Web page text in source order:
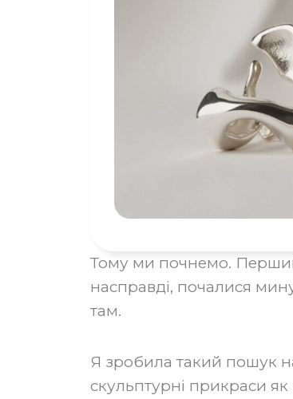
Тому ми почнемо.
насправді, почалися
там.
‍Я зробила такий пошук
скульптурні прикраси